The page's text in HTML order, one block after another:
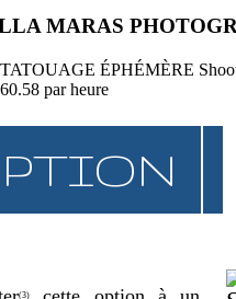
MARAS
ÉPHÉMÈRE
par heure
(3)